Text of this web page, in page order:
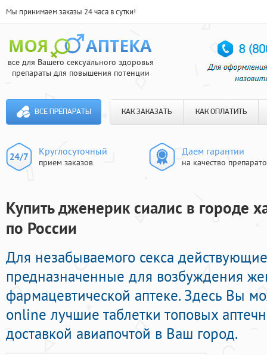
Мы принимаем заказы 24 часа в сутки!
все для Вашего сексуального здоровья
препараты для повышения потенции
ВСЕ ПРЕПАРАТЫ КАК ЗАКАЗАТЬ КАК ОПЛАТИТЬ
Круглосуточный
прием заказов
Даем гарантии
на качество
Купить дженерик сиалис в городе
по России
Для незабываемого секса
предназначенные для возбуждения
фармацевтической аптеке. Здесь Вы
online лучшие таблетки топовых
доставкой авиапочтой в Ваш город.